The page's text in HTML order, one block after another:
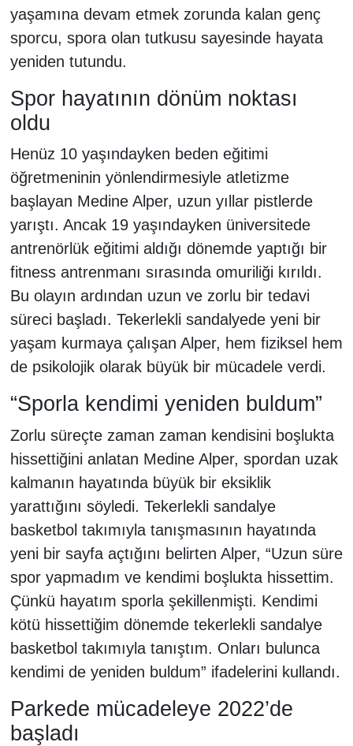
yaşamına devam etmek zorunda kalan genç
sporcu, spora olan tutkusu sayesinde hayata
yeniden tutundu.
Spor hayatının dönüm noktası
oldu
Henüz 10 yaşındayken beden eğitimi
öğretmeninin yönlendirmesiyle atletizme
başlayan Medine Alper, uzun yıllar pistlerde
yarıştı. Ancak 19 yaşındayken üniversitede
antrenörlük eğitimi aldığı dönemde yaptığı bir
fitness antrenmanı sırasında omuriliği kırıldı.
Bu olayın ardından uzun ve zorlu bir tedavi
süreci başladı. Tekerlekli sandalyede yeni bir
yaşam kurmaya çalışan Alper, hem fiziksel hem
de psikolojik olarak büyük bir mücadele verdi.
“Sporla kendimi yeniden buldum”
Zorlu süreçte zaman zaman kendisini boşlukta
hissettiğini anlatan Medine Alper, spordan uzak
kalmanın hayatında büyük bir eksiklik
yarattığını söyledi. Tekerlekli sandalye
basketbol takımıyla tanışmasının hayatında
yeni bir sayfa açtığını belirten Alper, “Uzun süre
spor yapmadım ve kendimi boşlukta hissettim.
Çünkü hayatım sporla şekillenmişti. Kendimi
kötü hissettiğim dönemde tekerlekli sandalye
basketbol takımıyla tanıştım. Onları bulunca
kendimi de yeniden buldum” ifadelerini kullandı.
Parkede mücadeleye 2022’de
başladı